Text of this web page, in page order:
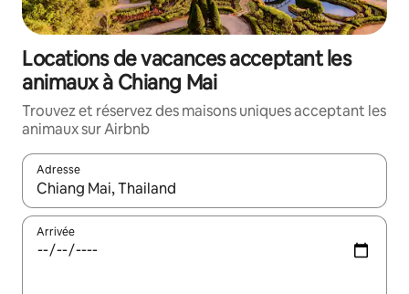
Locations de vacances acceptant les
animaux à Chiang Mai
Trouvez et réservez des maisons uniques acceptant les
animaux sur Airbnb
Adresse
Lorsque les résultats s'affichent, utilisez les flèches vers le
Arrivée